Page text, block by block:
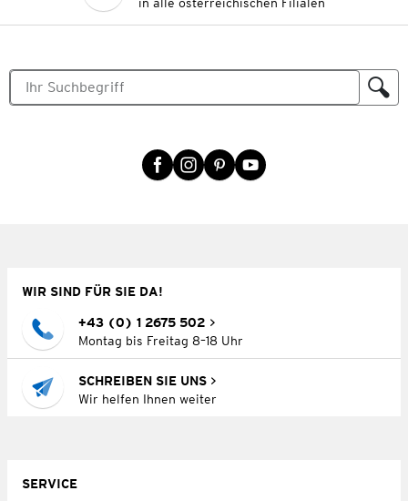
WIR SIND FÜR SIE DA!
+43 (0) 1 2675 502
Montag bis Freitag 8–18 Uhr
SCHREIBEN SIE UNS
Wir helfen Ihnen weiter
SERVICE